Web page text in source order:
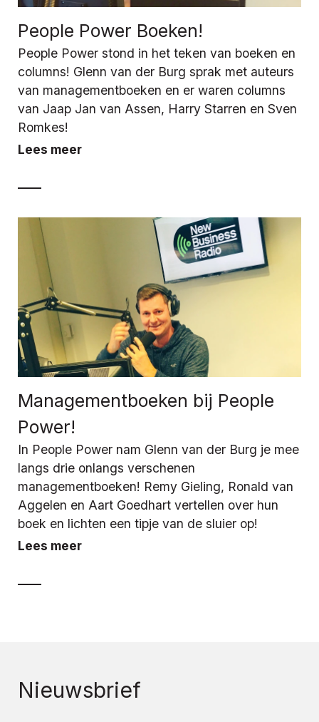
People Power Boeken!
People Power stond in het teken van boeken en
columns! Glenn van der Burg sprak met auteurs
van managementboeken en er waren columns
van Jaap Jan van Assen, Harry Starren en Sven
Romkes!
Lees meer
Managementboeken bij People
Power!
In People Power nam Glenn van der Burg je mee
langs drie onlangs verschenen
managementboeken! Remy Gieling, Ronald van
Aggelen en Aart Goedhart vertellen over hun
boek en lichten een tipje van de sluier op!
Lees meer
Nieuwsbrief